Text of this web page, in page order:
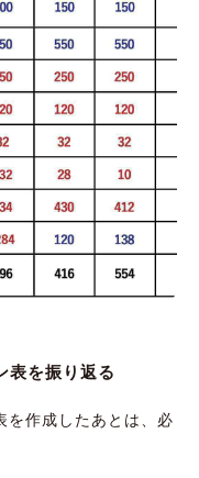
表を振り返る
を作成したあとは、必